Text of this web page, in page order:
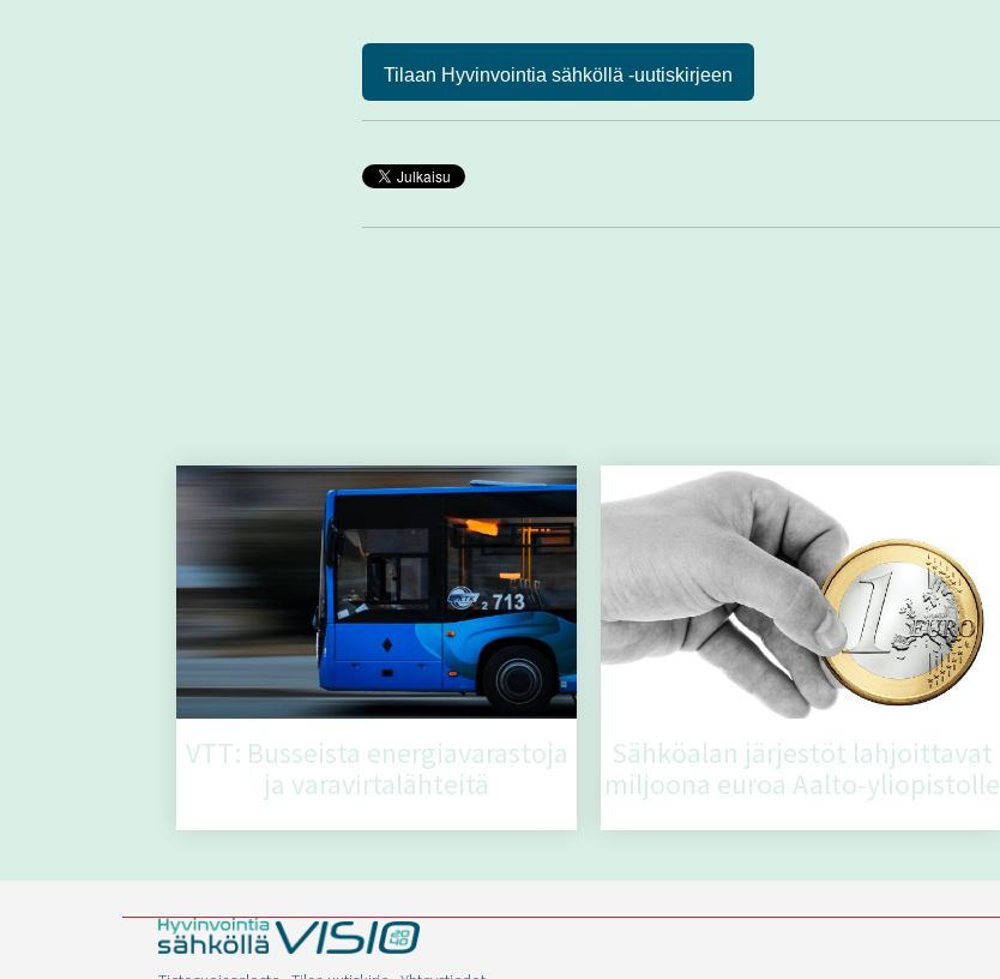
Tilaan Hyvinvointia sähköllä -uutiskirjeen
VTT: Busseista energiavarastoja
ja varavirtalähteitä
Sähköalan järjestöt lahjoittavat
miljoona euroa Aalto-yliopistolle